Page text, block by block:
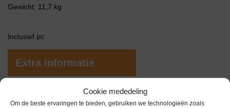
Cookie mededeling
Om de beste ervaringen te bieden, gebruiken we technologieën zoals
Gewicht: 11,7 kg
Inclusief pc
Extra informatie
0,0 kg